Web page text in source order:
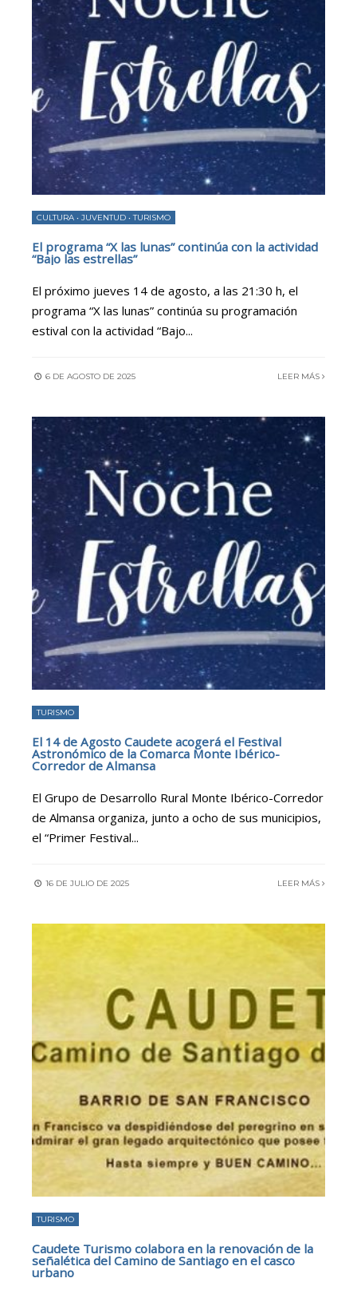
CULTURA • JUVENTUD •TURISMO
El programa “X las lunas” continúa con la actividad
“Bajo las estrellas”
El próximo jueves 14 de agosto, a las 21:30 h, el
programa “X las lunas” continúa su programación
estival con la actividad “Bajo...
6 DE AGOSTO DE 2025 LEER MÁS
TURISMO
El 14 de Agosto Caudete acogerá el Festival
Astronómico de la Comarca Monte Ibérico-
Corredor de Almansa
El Grupo de Desarrollo Rural Monte Ibérico-Corredor
de Almansa organiza, junto a ocho de sus municipios,
el “Primer Festival...
16 DE JULIO DE 2025 LEER MÁS
TURISMO
Caudete Turismo colabora en la renovación de la
señalética del Camino de Santiago en el casco
urbano